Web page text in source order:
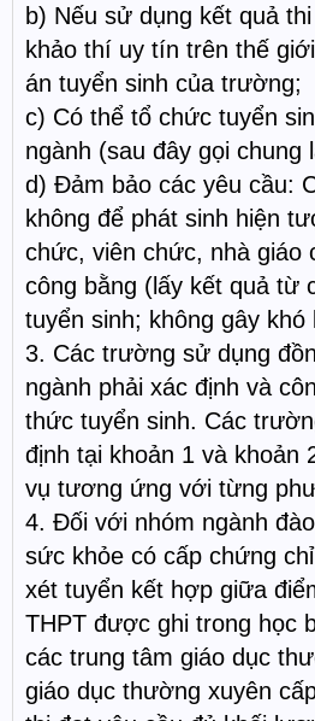
b) Nếu sử dụng kết quả
khảo thí uy tín trên thế
án tuyển sinh của trường;
c) Có thể tổ chức tuyển
ngành (sau đây gọi chung
d) Đảm bảo các yêu cầu:
không để phát sinh hiện
chức, viên chức, nhà giáo
công bằng (lấy kết quả từ
tuyển sinh; không gây
3. Các trường sử dụng
ngành phải xác định và
thức tuyển sinh. Các
định tại khoản 1 và khoản
vụ tương ứng với từng
4. Đối với nhóm ngành
sức khỏe có cấp chứng
xét tuyển kết hợp giữa
THPT được ghi trong học
các trung tâm giáo dục
giáo dục thường xuyên